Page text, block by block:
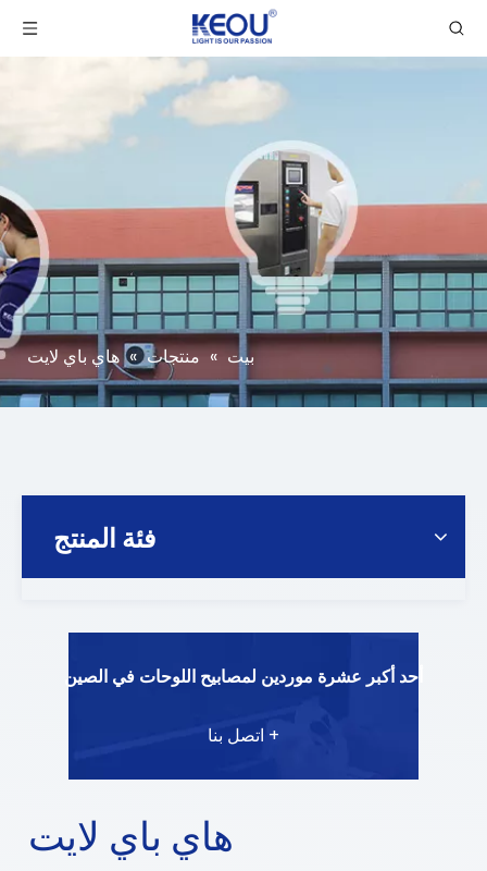
بيت » منتجات » هاي باي لايت
فئة المنتج
أحد أكبر عشرة موردين لمصابيح اللوحات في الصين
اتصل بنا +
هاي باي لايت